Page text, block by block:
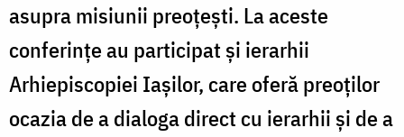
asupra misiunii preoțești. La aceste
conferințe au participat și ierarhii
Arhiepiscopiei Iașilor, care oferă preoților
ocazia de a dialoga direct cu ierarhii și de a